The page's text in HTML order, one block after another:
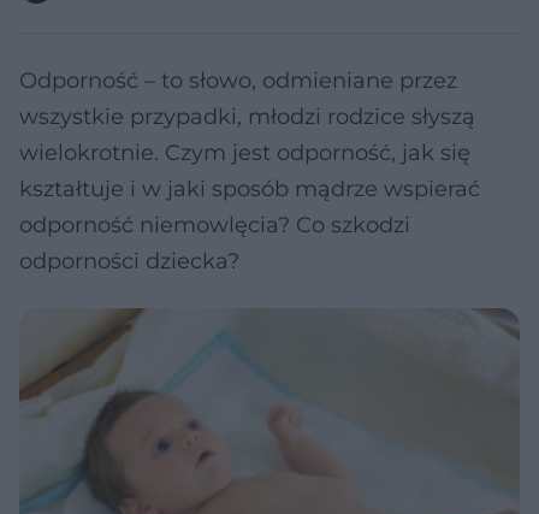
Odporność – to słowo, odmieniane przez
wszystkie przypadki, młodzi rodzice słyszą
wielokrotnie. Czym jest odporność, jak się
kształtuje i w jaki sposób mądrze wspierać
odporność niemowlęcia? Co szkodzi
odporności dziecka?